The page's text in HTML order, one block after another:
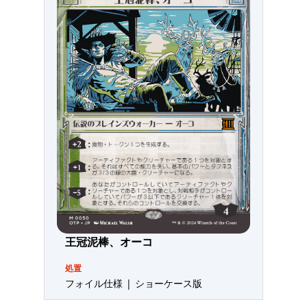
王冠泥棒、オーコ
処置
フォイル仕様 | ショーケース版